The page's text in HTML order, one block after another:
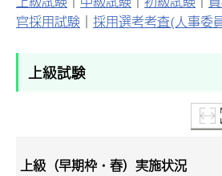
官採用試験 │ 採用選考考査(人事委
上級試験
上級（早期枠・春）実施状況